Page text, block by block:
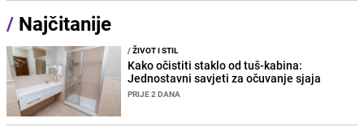
/ Najčitanije
/ŽIVOT I STIL
Kako očistiti staklo od tuš-kabina:
Jednostavni savjeti za očuvanje sjaja
PRIJE 2 DANA